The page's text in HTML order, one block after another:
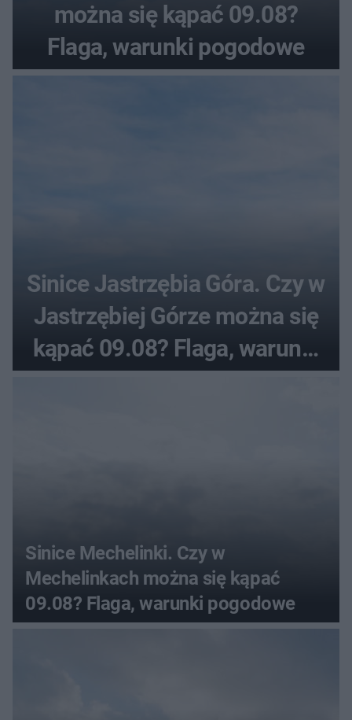
można się kąpać 09.08?
Flaga, warunki pogodowe
Sinice Jastrzębia Góra. Czy w
Jastrzębiej Górze można się
kąpać 09.08? Flaga, warunki
Sinice Mechelinki. Czy w
Mechelinkach można się kąpać
09.08? Flaga, warunki pogodowe